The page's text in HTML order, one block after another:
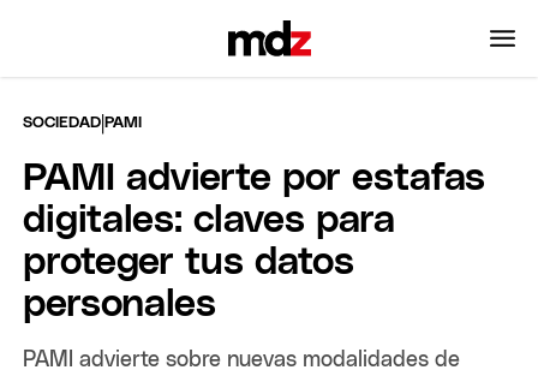
SOCIEDAD |PAMI
PAMI advierte por estafas
digitales: claves para
proteger tus datos
personales
PAMI advierte sobre nuevas modalidades de